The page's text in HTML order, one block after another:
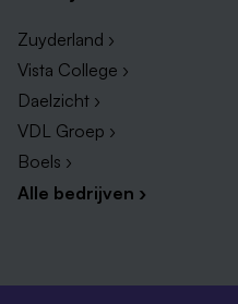
Zuyderland ›
Vista College ›
Daelzicht ›
VDL Groep ›
Boels ›
Alle bedrijven ›